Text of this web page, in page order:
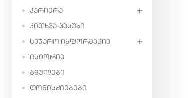
ᲙᲐᲠᲘᲔᲠᲐ
ᲙᲘᲗᲮᲕᲐ-ᲞᲐᲡᲣᲮᲘ
ᲡᲐᲯᲐᲠᲝ ᲘᲜᲤᲝᲠᲛᲐᲪᲘᲐ
ᲘᲡᲢᲝᲠᲘᲐ
ᲑᲛᲣᲚᲔᲑᲘ
ᲦᲝᲜᲘᲡᲫᲘᲔᲑᲔᲑᲘ